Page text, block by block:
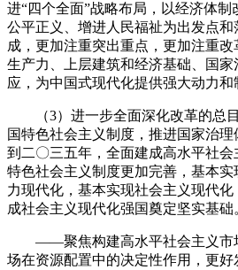
进“四个全面”战略布局，以经济体
公平正义、增进人民福祉为出发点
成，更加注重突出重点，更加注重
生产力、上层建筑和经济基础、国
应，为中国式现代化提供强大动力和
（3）进一步全面深化改革的总目
国特色社会主义制度，推进国家治理
到二〇三五年，全面建成高水平社
特色社会主义制度更加完善，基本
力现代化，基本实现社会主义现代
成社会主义现代化强国奠定坚实基础
——聚焦构建高水平社会主义市
场在资源配置中的决定性作用，更